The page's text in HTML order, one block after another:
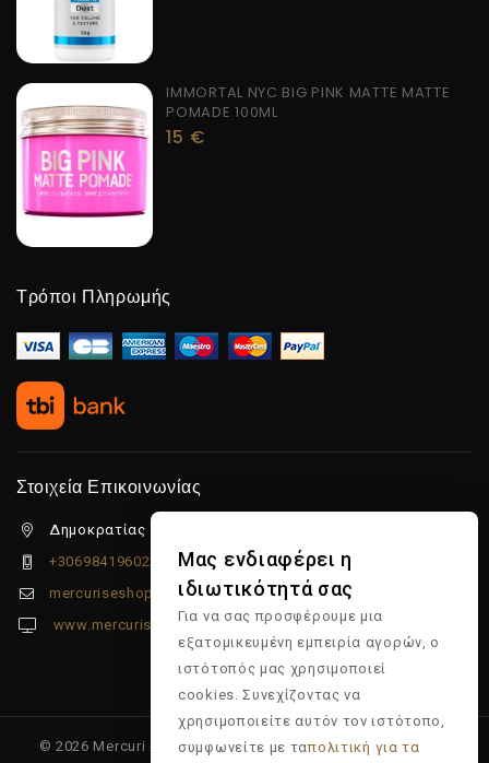
IMMORTAL NYC BIG PINK MATTE MATTE
POMADE 100ML
15 €
Τρόποι Πληρωμής
Στοιχεία Επικοινωνίας
Δημοκρατίας 5β Λιμένας Χερσονήσου, 70014
+306984196022
mercuriseshop@gmail.com
www.mercuriseshop.gr
© 2026 Mercuri - Είδη κομμωτηρίου - Επώνυμα προϊόντα -
Μας ενδιαφέρει η
ιδιωτικότητά σας
Για να σας προσφέρουμε μια
εξατομικευμένη εμπειρία αγορών, ο
ιστότοπός μας χρησιμοποιεί
cookies. Συνεχίζοντας να
χρησιμοποιείτε αυτόν τον ιστότοπο,
συμφωνείτε με ταπολιτική για τα